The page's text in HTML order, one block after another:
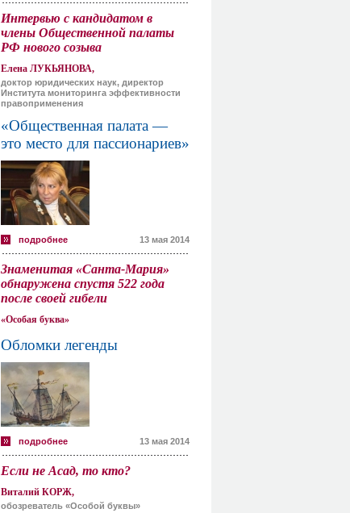
Интервью с кандидатом в
члены Общественной палаты
РФ нового созыва
Елена ЛУКЬЯНОВА,
доктор юридических наук, директор
Института мониторинга эффективности
правоприменения
«Общественная палата —
это место для пассионариев»
подробнее 13 мая 2014
Знаменитая «Санта-Мария»
обнаружена спустя 522 года
после своей гибели
«Особая буква»
Обломки легенды
подробнее 13 мая 2014
Если не Асад, то кто?
Виталий КОРЖ,
обозреватель «Особой буквы»